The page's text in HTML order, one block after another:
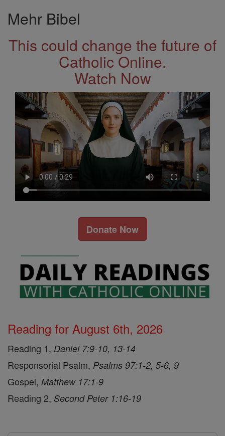
Mehr Bibel
This could change the future of
Catholic Online.
Watch Now
Donate Now
Reading for August 6th, 2026
Reading 1, Daniel 7:9-10, 13-14
Responsorial Psalm, Psalms 97:1-2, 5-6, 9
Gospel, Matthew 17:1-9
Reading 2, Second Peter 1:16-19